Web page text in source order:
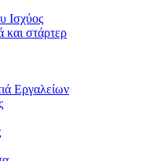
Ισχύος
και στάρτερ
Εργαλείων